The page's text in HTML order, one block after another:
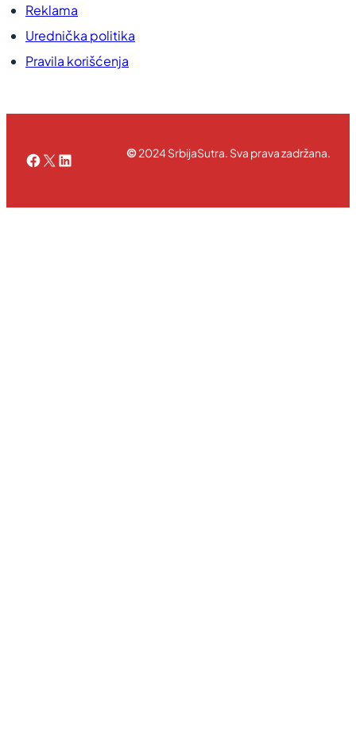
Reklama
Urednička politika
Pravila korišćenja
Facebook
X LinkedIn©2024 SrbijaSutra. Sva prava zadržana.